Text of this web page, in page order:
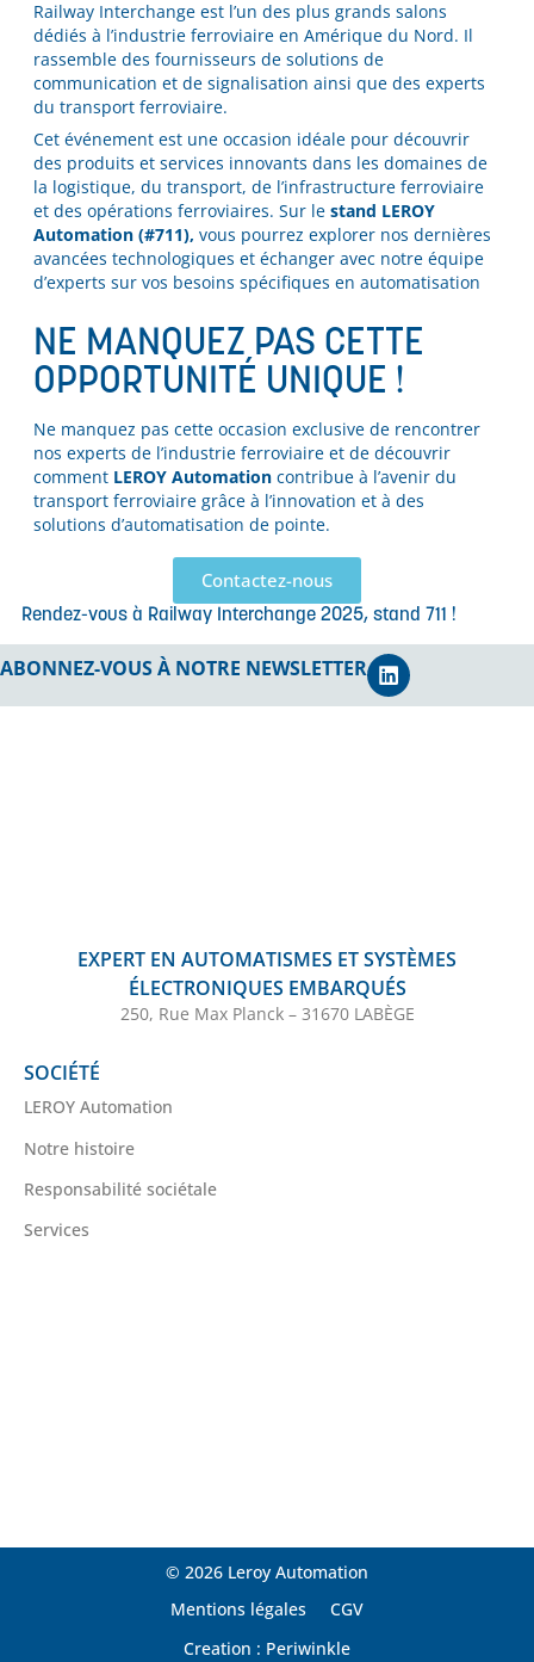
Railway Interchange est l’un des plus grands salons
dédiés à l’industrie ferroviaire en Amérique du Nord. Il
rassemble des fournisseurs de solutions de
communication et de signalisation ainsi que des experts
du transport ferroviaire.
Cet événement est une occasion idéale pour découvrir
des produits et services innovants dans les domaines de
la logistique, du transport, de l’infrastructure ferroviaire
et des opérations ferroviaires. Sur le stand LEROY
Automation (#711), vous pourrez explorer nos dernières
avancées technologiques et échanger avec notre équipe
d’experts sur vos besoins spécifiques en automatisation
NE MANQUEZ PAS CETTE
OPPORTUNITÉ UNIQUE !
Ne manquez pas cette occasion exclusive de rencontrer
nos experts de l’industrie ferroviaire et de découvrir
comment LEROY Automation contribue à l’avenir du
transport ferroviaire grâce à l’innovation et à des
solutions d’automatisation de pointe.
Contactez-nous
Rendez-vous à Railway Interchange 2025, stand 711 !
ABONNEZ-VOUS À NOTRE NEWSLETTER
EXPERT EN AUTOMATISMES ET SYSTÈMES
ÉLECTRONIQUES EMBARQUÉS
250, Rue Max Planck – 31670 LABÈGE
SOCIÉTÉ
LEROY Automation
Notre histoire
Responsabilité sociétale
Services
© 2026 Leroy Automation
Mentions légales
CGV
Creation : Periwinkle